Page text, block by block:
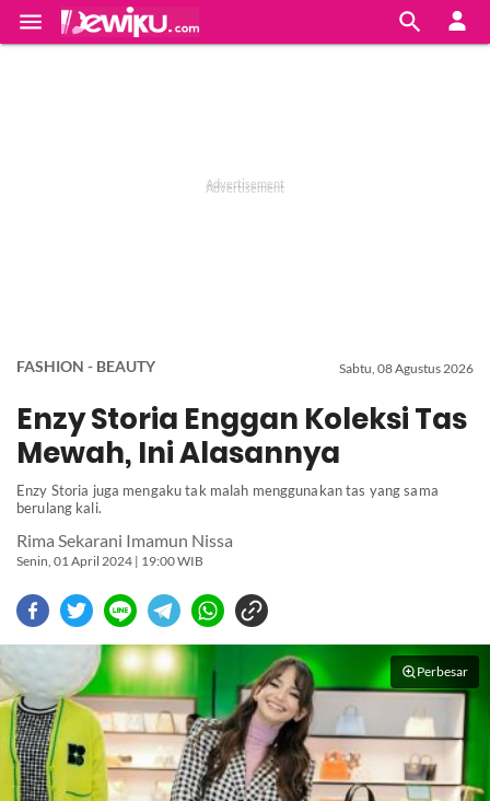
 
FASHION - BEAUTY Sabtu, 08 Agustus 2026
Enzy Storia Enggan Koleksi Tas
Mewah, Ini Alasannya
Enzy Storia juga mengaku tak malah menggunakan tas yang sama
berulang kali.
Rima Sekarani Imamun Nissa
Senin, 01 April 2024 | 19:00 WIB
Perbesar